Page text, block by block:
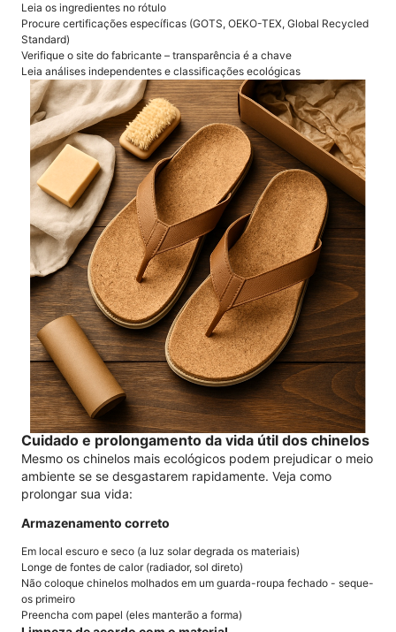
Leia os ingredientes no rótulo
Procure certificações específicas (GOTS, OEKO-TEX, Global Recycled
Standard)
Verifique o site do fabricante – transparência é a chave
Leia análises independentes e classificações ecológicas
Cuidado e prolongamento da vida útil dos chinelos
Mesmo os chinelos mais ecológicos podem prejudicar o meio
ambiente se se desgastarem rapidamente. Veja como
prolongar sua vida:
Armazenamento correto
Em local escuro e seco (a luz solar degrada os materiais)
Longe de fontes de calor (radiador, sol direto)
Não coloque chinelos molhados em um guarda-roupa fechado - seque-
os primeiro
Preencha com papel (eles manterão a forma)